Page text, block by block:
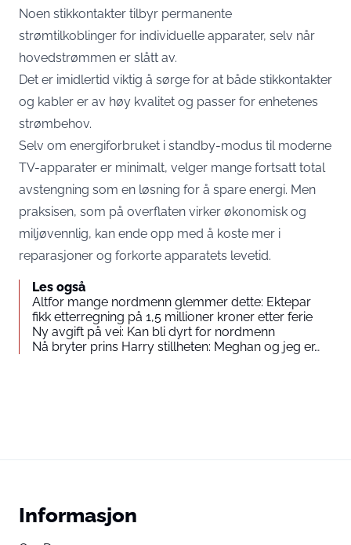
Noen stikkontakter tilbyr permanente
strømtilkoblinger for individuelle apparater, selv når
hovedstrømmen er slått av.
Det er imidlertid viktig å sørge for at både stikkontakter
og kabler er av høy kvalitet og passer for enhetenes
strømbehov.
Selv om energiforbruket i standby-modus til moderne
TV-apparater er minimalt, velger mange fortsatt total
avstengning som en løsning for å spare energi. Men
praksisen, som på overflaten virker økonomisk og
miljøvennlig, kan ende opp med å koste mer i
reparasjoner og forkorte apparatets levetid.
Les også
Altfor mange nordmenn glemmer dette: Ektepar
fikk etterregning på 1,5 millioner kroner etter ferie
Ny avgift på vei: Kan bli dyrt for nordmenn
Nå bryter prins Harry stillheten: Meghan og jeg er…
Informasjon